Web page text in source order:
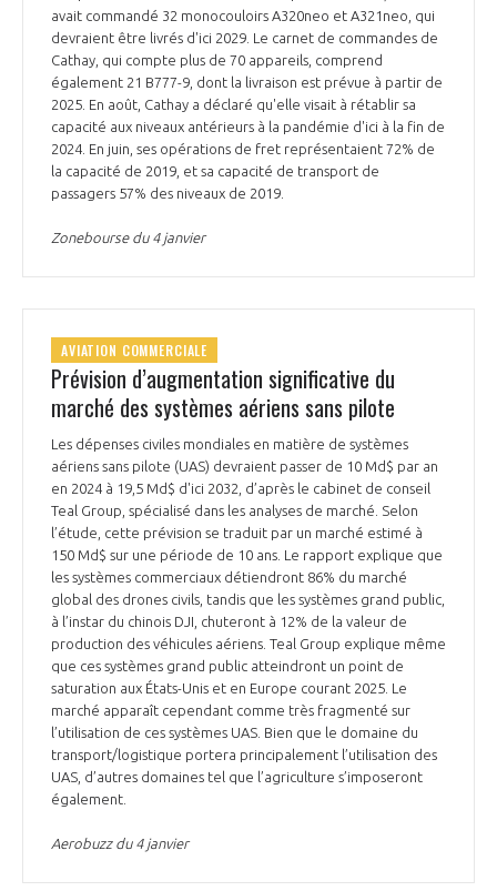
avait commandé 32 monocouloirs A320neo et A321neo, qui
devraient être livrés d'ici 2029. Le carnet de commandes de
Cathay, qui compte plus de 70 appareils, comprend
également 21 B777-9, dont la livraison est prévue à partir de
2025. En août, Cathay a déclaré qu'elle visait à rétablir sa
capacité aux niveaux antérieurs à la pandémie d'ici à la fin de
2024. En juin, ses opérations de fret représentaient 72% de
la capacité de 2019, et sa capacité de transport de
passagers 57% des niveaux de 2019.
Zonebourse du 4 janvier
AVIATION COMMERCIALE
Prévision d’augmentation significative du
marché des systèmes aériens sans pilote
Les dépenses civiles mondiales en matière de systèmes
aériens sans pilote (UAS) devraient passer de 10 Md$ par an
en 2024 à 19,5 Md$ d'ici 2032, d’après le cabinet de conseil
Teal Group, spécialisé dans les analyses de marché. Selon
l’étude, cette prévision se traduit par un marché estimé à
150 Md$ sur une période de 10 ans. Le rapport explique que
les systèmes commerciaux détiendront 86% du marché
global des drones civils, tandis que les systèmes grand public,
à l’instar du chinois DJI, chuteront à 12% de la valeur de
production des véhicules aériens. Teal Group explique même
que ces systèmes grand public atteindront un point de
saturation aux États-Unis et en Europe courant 2025. Le
marché apparaît cependant comme très fragmenté sur
l’utilisation de ces systèmes UAS. Bien que le domaine du
transport/logistique portera principalement l’utilisation des
UAS, d’autres domaines tel que l’agriculture s’imposeront
également.
Aerobuzz du 4 janvier